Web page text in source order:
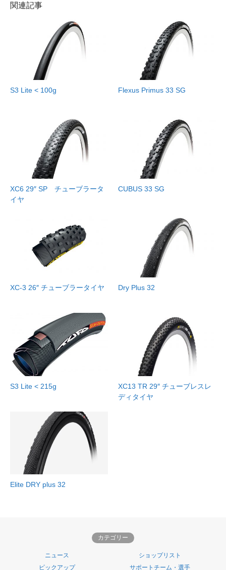
関連記事
S3 Lite < 100g Flexus Primus 33 SG
XC6 29″ SP チューブラータ
イヤ
CUBUS 33 SG
XC-3 26″ チューブラータイヤ Dry Plus 32
S3 Lite < 215g
XC13 TR 29″ チューブレスレ
ディタイヤ
Elite DRY plus 32
カテゴリー
ニュース
ショップリスト
ピックアップ
サポートチーム・選手